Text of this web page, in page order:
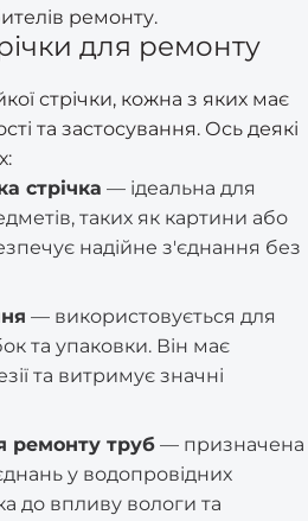
ремонту.
для ремонту
стрічки, кожна з яких має
та застосування. Ось деякі
стрічка — ідеальна для
таких як картини або
надійне з'єднання без
— використовується для
та упаковки. Він має
та витримує значні
ремонту труб — призначена
у водопровідних
до впливу вологи та